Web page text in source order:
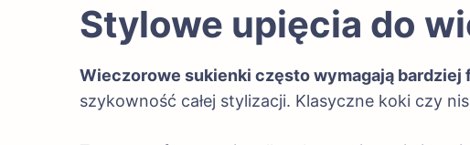
Stylowe upięcia do
Wieczorowe sukienki często wymagają
szykowność całej stylizacji. Klasyczne koki czy